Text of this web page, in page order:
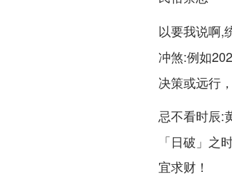
以要我说啊,
冲煞:例如
决策或远行
忌不看时辰:
「日破」之
宜求财！